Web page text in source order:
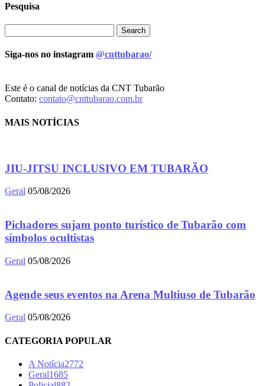
Pesquisa
Siga-nos no instagram @cnttubarao/
Este é o canal de notícias da CNT Tubarão
Contato: contato@cnttubarao.com.br
MAIS NOTÍCIAS
JIU-JITSU INCLUSIVO EM TUBARÃO
Geral 05/08/2026
Pichadores sujam ponto turístico de Tubarão com
símbolos ocultistas
Geral 05/08/2026
Agende seus eventos na Arena Multiuso de Tubarão
Geral 05/08/2026
CATEGORIA POPULAR
A Notícia2772
Geral1685